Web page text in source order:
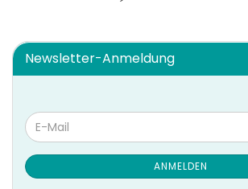
Newsletter-Anmeldung
WEITER
ZUR
NEWSLETTER-
ANMELDUNG
E-
Mail
ANMELDEN